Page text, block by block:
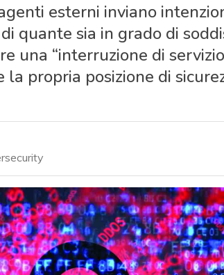
esterni inviano
quante sia in grado di
una “interruzione di
propria posizione di